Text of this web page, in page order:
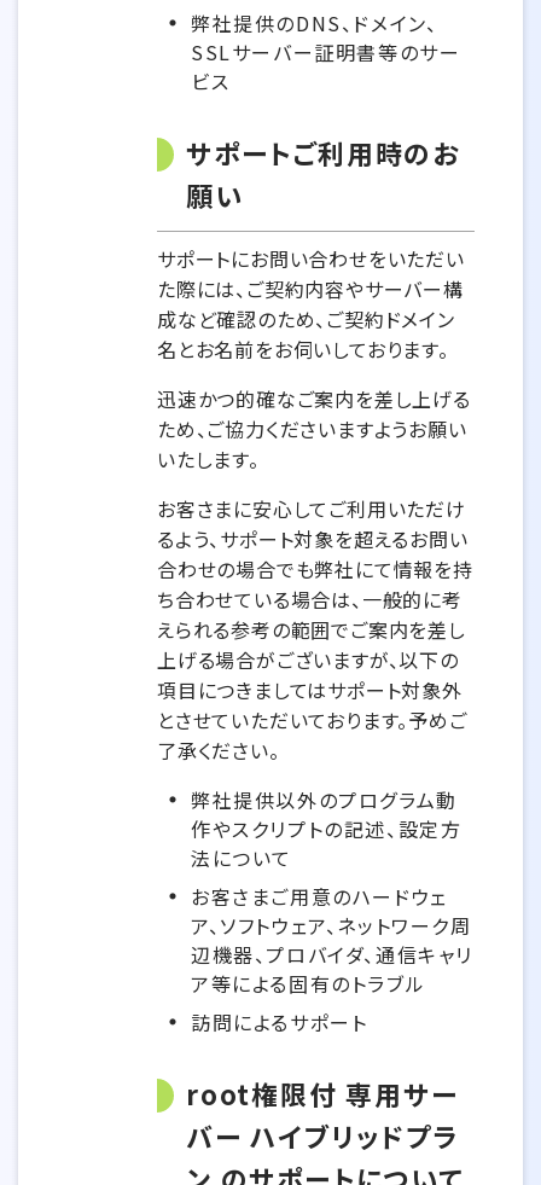
弊社提供のDNS、ドメイン、
SSLサーバー証明書等のサー
ビス
サポートご利用時のお
願い
サポートにお問い合わせをいただい
た際には、ご契約内容やサーバー構
成など確認のため、ご契約ドメイン
名とお名前をお伺いしております。
迅速かつ的確なご案内を差し上げる
ため、ご協力くださいますようお願い
いたします。
お客さまに安心してご利用いただけ
るよう、サポート対象を超えるお問い
合わせの場合でも弊社にて情報を持
ち合わせている場合は、一般的に考
えられる参考の範囲でご案内を差し
上げる場合がございますが、以下の
項目につきましてはサポート対象外
とさせていただいております。予めご
了承ください。
弊社提供以外のプログラム動
作やスクリプトの記述、設定方
法について
お客さまご用意のハードウェ
ア、ソフトウェア、ネットワーク周
辺機器、プロバイダ、通信キャリ
ア等による固有のトラブル
訪問によるサポート
root権限付 専用サー
バー ハイブリッドプラ